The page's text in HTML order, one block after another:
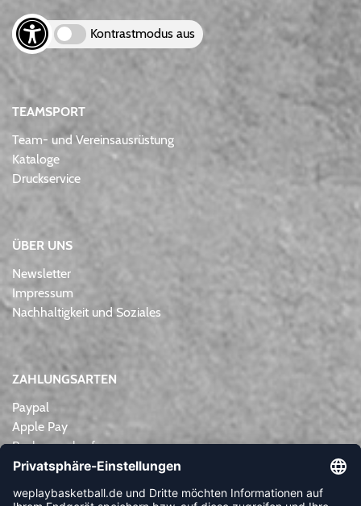
Kontrastmodus aus
TEAMSPORT
Team- und Vereinsausrüstung
Kataloge
Druckservice
ÜBER UNS
Newsletter
Impressum
Nachhaltigkeit und Soziales
ZAHLUNGSARTEN
Paypal
Apple Pay
Rechnungskauf
Lastschrift
Kreditkarte